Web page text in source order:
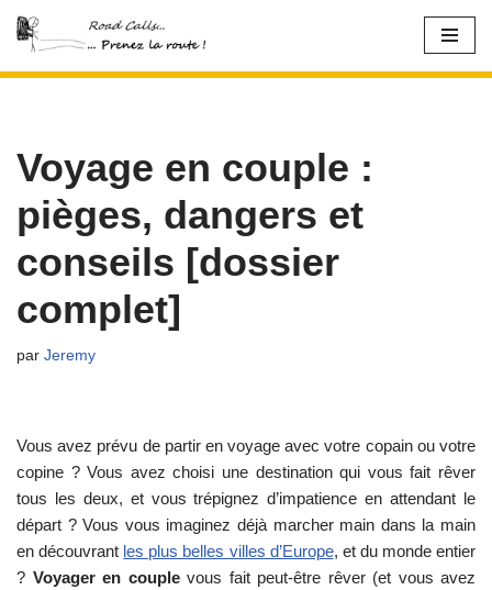
Aller
Voyage en couple :
pièges, dangers et
conseils [dossier
complet]
par Jeremy
Vous avez prévu de partir en voyage avec votre copain ou votre
copine ? Vous avez choisi une destination qui vous fait rêver
tous les deux, et vous trépignez d’impatience en attendant le
départ ? Vous vous imaginez déjà marcher main dans la main
en découvrant les plus belles villes d’Europe, et du monde entier
? Voyager en couplevous fait peut-être rêver (et vous avez